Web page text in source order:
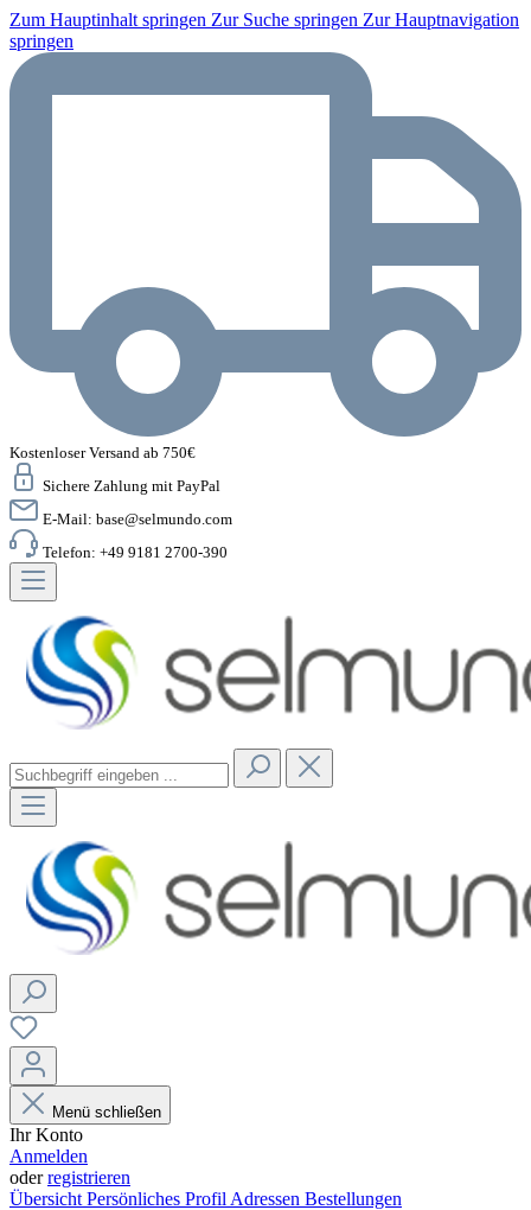
Zum Hauptinhalt springen Zur Suche springen Zur Hauptnavigation
springen
Kostenloser Versand ab 750€
Sichere Zahlung mit PayPal
E-Mail: base@selmundo.com
Telefon: +49 9181 2700-390
Menü schließen
Ihr Konto
Anmelden
oderregistrieren
Übersicht Persönliches Profil Adressen Bestellungen